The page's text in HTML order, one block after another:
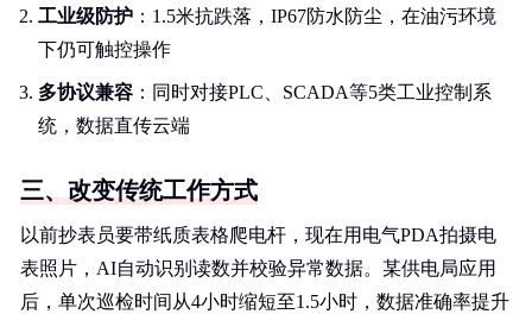
工业级防护 ：1.5米抗跌落，IP67防水防尘，在油污环境
下仍可触控操作
多协议兼容 ：同时对接PLC、SCADA等5类工业控制系
统，数据直传云端
三、改变传统工作方式
以前抄表员要带纸质表格爬电杆，现在用电气PDA拍摄电
表照片，AI自动识别读数并校验异常数据。某供电局应用
后，单次巡检时间从4小时缩短至1.5小时，数据准确率提升